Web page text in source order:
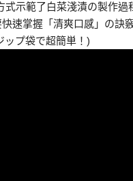
式示範了白菜淺漬の製作
速掌握「清爽口感」の訣
ップ袋で超簡単！)